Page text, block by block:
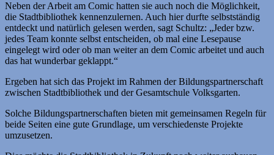
Neben der Arbeit am Comic hatten sie auch noch die Möglichkeit,
die Stadtbibliothek kennenzulernen. Auch hier durfte selbstständig
entdeckt und natürlich gelesen werden, sagt Schultz: „Jeder bzw.
jedes Team konnte selbst entscheiden, ob mal eine Lesepause
eingelegt wird oder ob man weiter an dem Comic arbeitet und auch
das hat wunderbar geklappt.“
Ergeben hat sich das Projekt im Rahmen der Bildungspartnerschaft
zwischen Stadtbibliothek und der Gesamtschule Volksgarten.
Solche Bildungspartnerschaften bieten mit gemeinsamen Regeln für
beide Seiten eine gute Grundlage, um verschiedenste Projekte
umzusetzen.